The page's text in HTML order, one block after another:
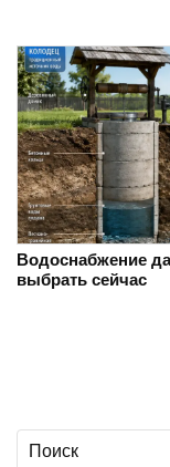
Водоснабжение
выбрать сейчас